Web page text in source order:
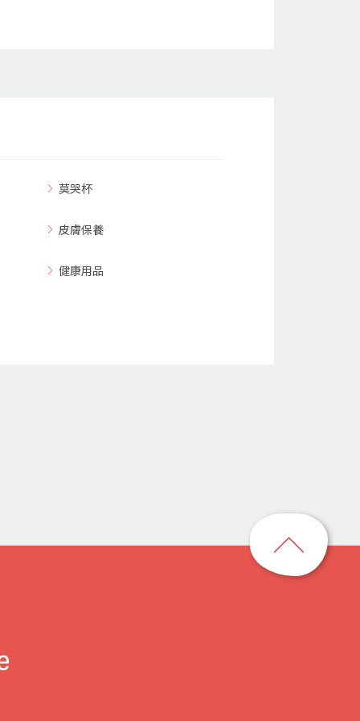
莫哭杯
皮膚保養
健康用品
回
到
頁